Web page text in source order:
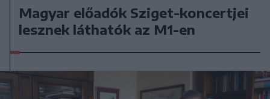
Magyar előadók Sziget-koncertjei
lesznek láthatók az M1-en